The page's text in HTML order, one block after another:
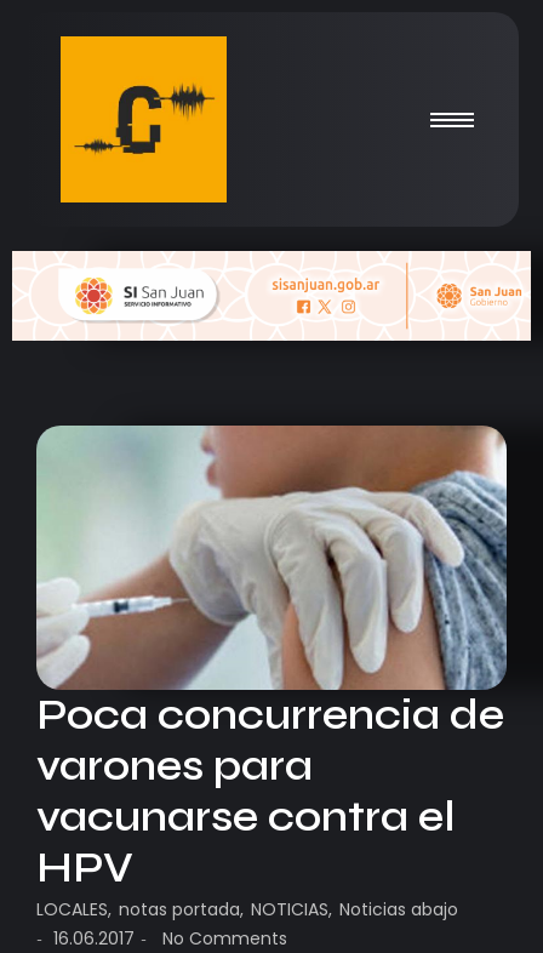
Poca concurrencia de
varones para
vacunarse contra el
HPV
LOCALES, notas portada, NOTICIAS, Noticias abajo
- 16.06.2017 - No Comments